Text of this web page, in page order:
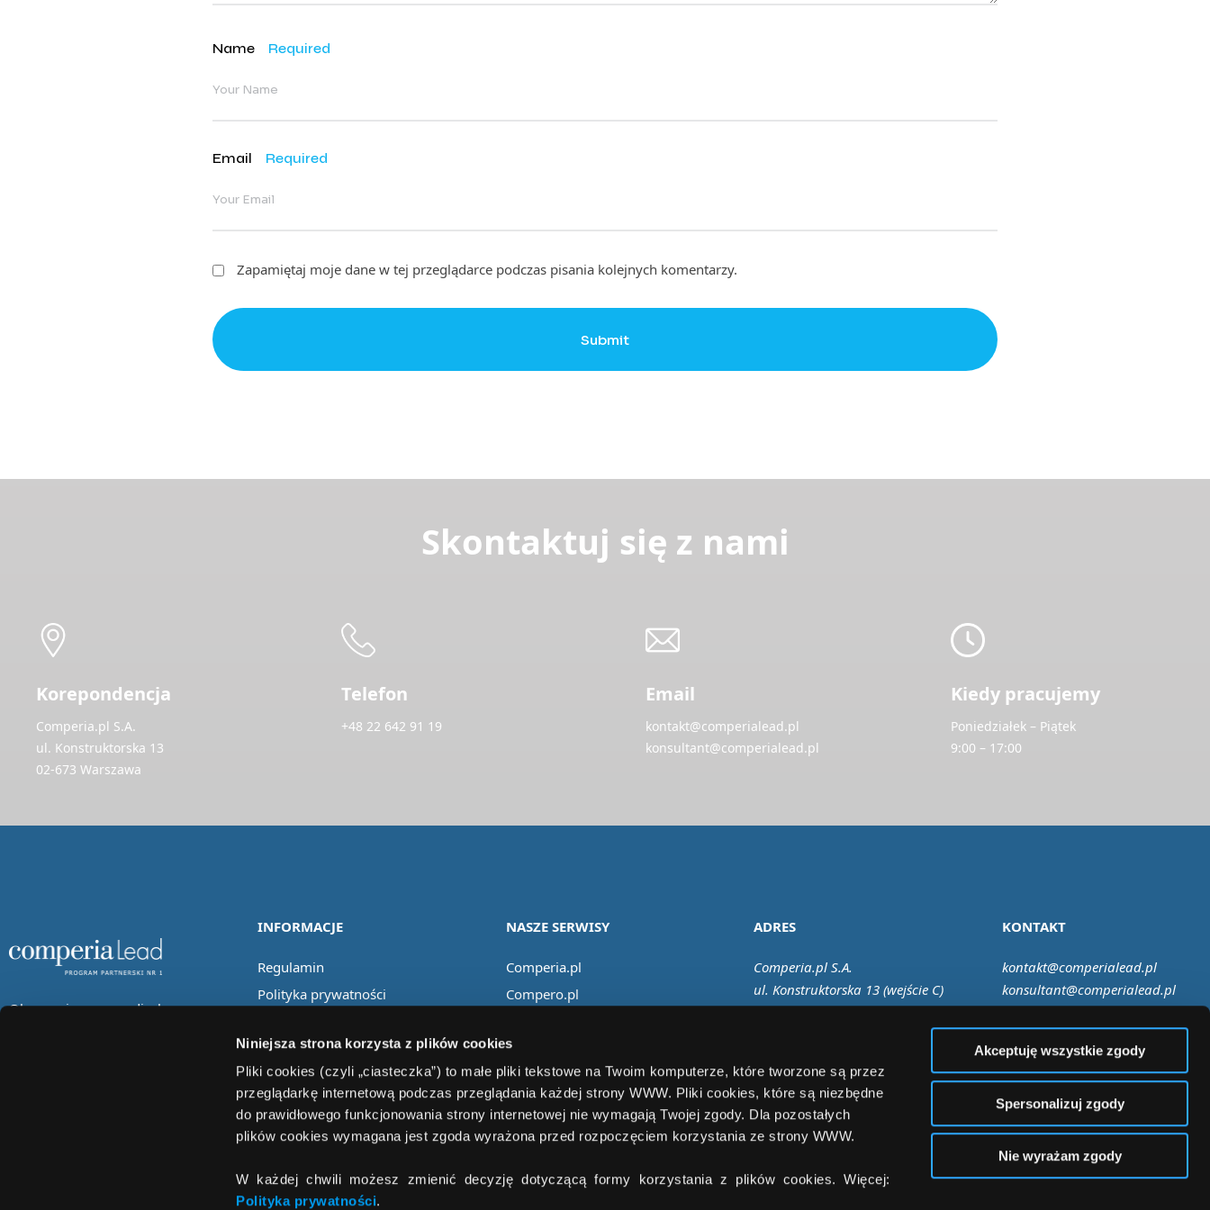
Niniejsza strona korzysta z plików cookies
Pliki cookies (czyli „ciasteczka”) to małe pliki tekstowe na Twoim komputerze, które tworzone są przez
przeglądarkę internetową podczas przeglądania każdej strony WWW. Pliki cookies, które są niezbędne
do prawidłowego funkcjonowania strony internetowej nie wymagają Twojej zgody. Dla pozostałych
plików cookies wymagana jest zgoda wyrażona przed rozpoczęciem korzystania ze strony WWW.
W każdej chwili możesz zmienić decyzję dotyczącą formy korzystania z plików cookies. Więcej:
Polityka prywatności.
Akceptuję wszystkie zgody
Spersonalizuj zgody
Nie wyrażam zgody
Name Required
Email Required
Zapamiętaj moje dane w tej przeglądarce podczas pisania kolejnych komentarzy.
Submit
Skontaktuj się z nami
Korepondencja
Comperia.pl S.A.
ul. Konstruktorska 13
02-673 Warszawa
Telefon
+48 22 642 91 19
Email
kontakt@comperialead.pl
konsultant@comperialead.pl
Kiedy pracujemy
Poniedziałek – Piątek
9:00 – 17:00
Obserwuj nas w mediach
INFORMACJE
Regulamin
Polityka prywatności
NASZE SERWISY
Comperia.pl
Compero.pl
Comperiaraty.pl
Comperiaubezpieczenia.pl
ADRES
Comperia.pl S.A.
ul. Konstruktorska 13 (wejście C)
02-673 Warszawa
KONTAKT
kontakt@comperialead.pl
konsultant@comperialead.pl